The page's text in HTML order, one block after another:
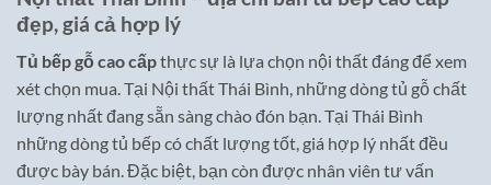
đẹp, giá cả hợp lý
Tủ bếp gỗ cao cấpthực sự là lựa chọn nội thất đáng để xem
xét chọn mua. Tại Nội thất Thái Bình, những dòng tủ gỗ chất
lượng nhất đang sẵn sàng chào đón bạn. Tại Thái Bình
những dòng tủ bếp có chất lượng tốt, giá hợp lý nhất đều
được bày bán. Đặc biệt, bạn còn được nhân viên tư vấn